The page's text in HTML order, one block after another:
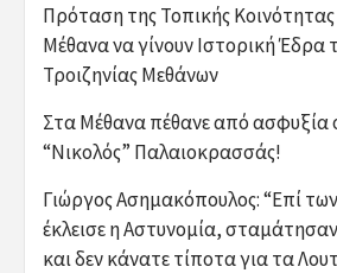
Πρόταση της Τοπικής
Μέθανα να γίνουν Ιστορική Έδρα
Τροιζηνίας Μεθάνων
Στα Μέθανα πέθανε από ασφυξία
“Νικολός” Παλαιοκρασσάς!
Γιώργος Ασημακόπουλος: “Επί
έκλεισε η Αστυνομία,
και δεν κάνατε τίποτα για τα